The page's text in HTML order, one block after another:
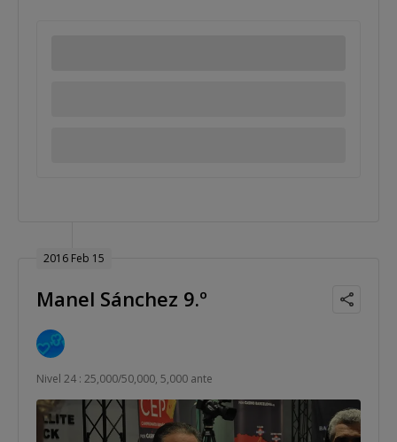
2016 Feb 15
Manel Sánchez 9.º
Nivel 24 : 25,000/50,000, 5,000 ante